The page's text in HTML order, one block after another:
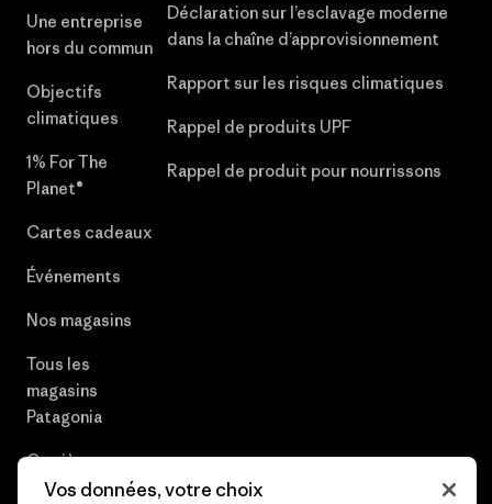
Une entreprise
hors du commun
Objectifs
climatiques
1% For The
Planet®
Cartes cadeaux
Événements
Nos magasins
Tous les
magasins
Patagonia
Carrières
Déclaration sur l’esclavage moderne
dans la chaîne d’approvisionnement
Rapport sur les risques climatiques
Rappel de produits UPF
Rappel de produit pour nourrissons
Vos données, votre choix